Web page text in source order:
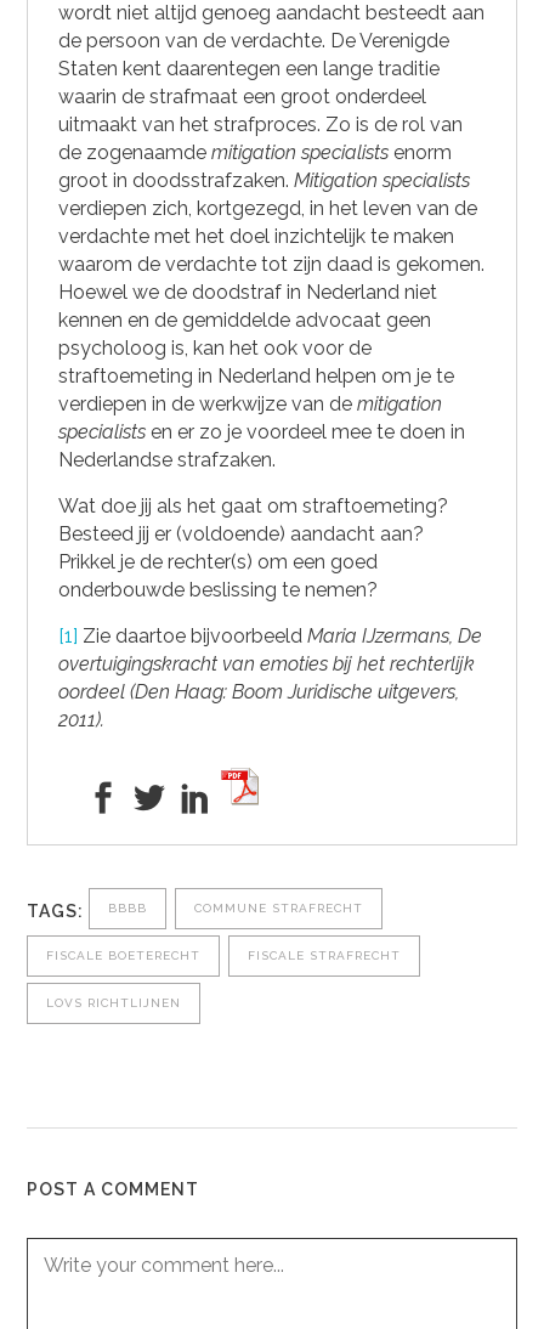
wordt niet altijd genoeg aandacht besteedt aan
de persoon van de verdachte. De Verenigde
Staten kent daarentegen een lange traditie
waarin de strafmaat een groot onderdeel
uitmaakt van het strafproces. Zo is de rol van
de zogenaamdemitigation specialists enorm
groot in doodsstrafzaken.Mitigation specialists
verdiepen zich, kortgezegd, in het leven van de
verdachte met het doel inzichtelijk te maken
waarom de verdachte tot zijn daad is gekomen.
Hoewel we de doodstraf in Nederland niet
kennen en de gemiddelde advocaat geen
psycholoog is, kan het ook voor de
straftoemeting in Nederland helpen om je te
verdiepen in de werkwijze van demitigation
specialists en er zo je voordeel mee te doen in
Nederlandse strafzaken.
Wat doe jij als het gaat om straftoemeting?
Besteed jij er (voldoende) aandacht aan?
Prikkel je de rechter(s) om een goed
onderbouwde beslissing te nemen?
[1] Zie daartoe bijvoorbeeldMaria IJzermans, De
overtuigingskracht van emoties bij het rechterlijk
oordeel (Den Haag: Boom Juridische uitgevers,
2011).
TAGS: BBBB COMMUNE STRAFRECHT
FISCALE BOETERECHT FISCALE STRAFRECHT
LOVS RICHTLIJNEN
POST A COMMENT